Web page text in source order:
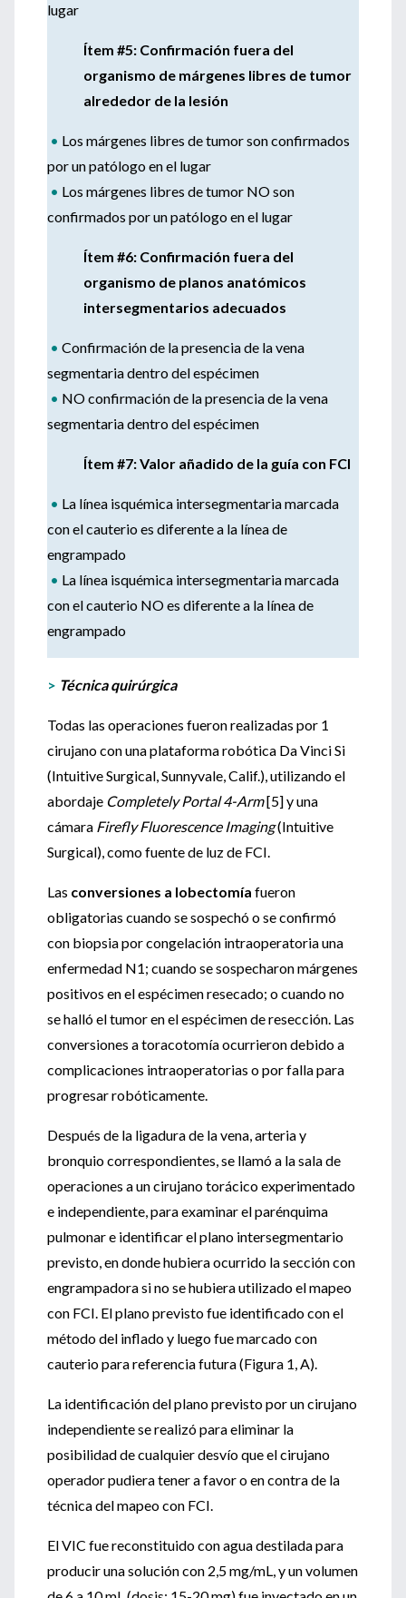
lugar
Ítem #5: Confirmación fuera del
organismo de márgenes libres de tumor
alrededor de la lesión
• Los márgenes libres de tumor son confirmados
por un patólogo en el lugar
• Los márgenes libres de tumor NO son
confirmados por un patólogo en el lugar
Ítem #6: Confirmación fuera del
organismo de planos anatómicos
intersegmentarios adecuados
• Confirmación de la presencia de la vena
segmentaria dentro del espécimen
• NO confirmación de la presencia de la vena
segmentaria dentro del espécimen
Ítem #7: Valor añadido de la guía con FCI
• La línea isquémica intersegmentaria marcada
con el cauterio es diferente a la línea de
engrampado
• La línea isquémica intersegmentaria marcada
con el cauterio NO es diferente a la línea de
engrampado
> Técnica quirúrgica
Todas las operaciones fueron realizadas por 1
cirujano con una plataforma robótica Da Vinci Si
(Intuitive Surgical, Sunnyvale, Calif.), utilizando el
abordaje Completely Portal 4-Arm[5] y una
cámara Firefly Fluorescence Imaging(Intuitive
Surgical), como fuente de luz de FCI.
Las conversiones a lobectomía fueron
obligatorias cuando se sospechó o se confirmó
con biopsia por congelación intraoperatoria una
enfermedad N1; cuando se sospecharon márgenes
positivos en el espécimen resecado; o cuando no
se halló el tumor en el espécimen de resección. Las
conversiones a toracotomía ocurrieron debido a
complicaciones intraoperatorias o por falla para
progresar robóticamente.
Después de la ligadura de la vena, arteria y
bronquio correspondientes, se llamó a la sala de
operaciones a un cirujano torácico experimentado
e independiente, para examinar el parénquima
pulmonar e identificar el plano intersegmentario
previsto, en donde hubiera ocurrido la sección con
engrampadora si no se hubiera utilizado el mapeo
con FCI. El plano previsto fue identificado con el
método del inflado y luego fue marcado con
cauterio para referencia futura (Figura 1, A).
La identificación del plano previsto por un cirujano
independiente se realizó para eliminar la
posibilidad de cualquier desvío que el cirujano
operador pudiera tener a favor o en contra de la
técnica del mapeo con FCI.
El VIC fue reconstituido con agua destilada para
producir una solución con 2,5 mg/mL, y un volumen